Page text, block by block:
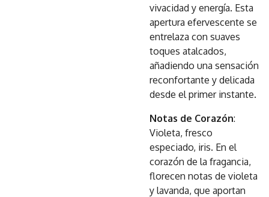
vivacidad y energía. Esta
apertura efervescente se
entrelaza con suaves
toques atalcados,
añadiendo una sensación
reconfortante y delicada
desde el primer instante.
Notas de Corazón:
Violeta, fresco
especiado, iris. En el
corazón de la fragancia,
florecen notas de violeta
y lavanda, que aportan